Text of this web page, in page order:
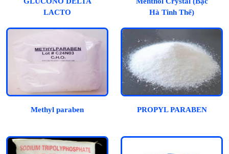
LACTO
Hà Tinh Thể)
Methyl paraben PROPYL PARABEN